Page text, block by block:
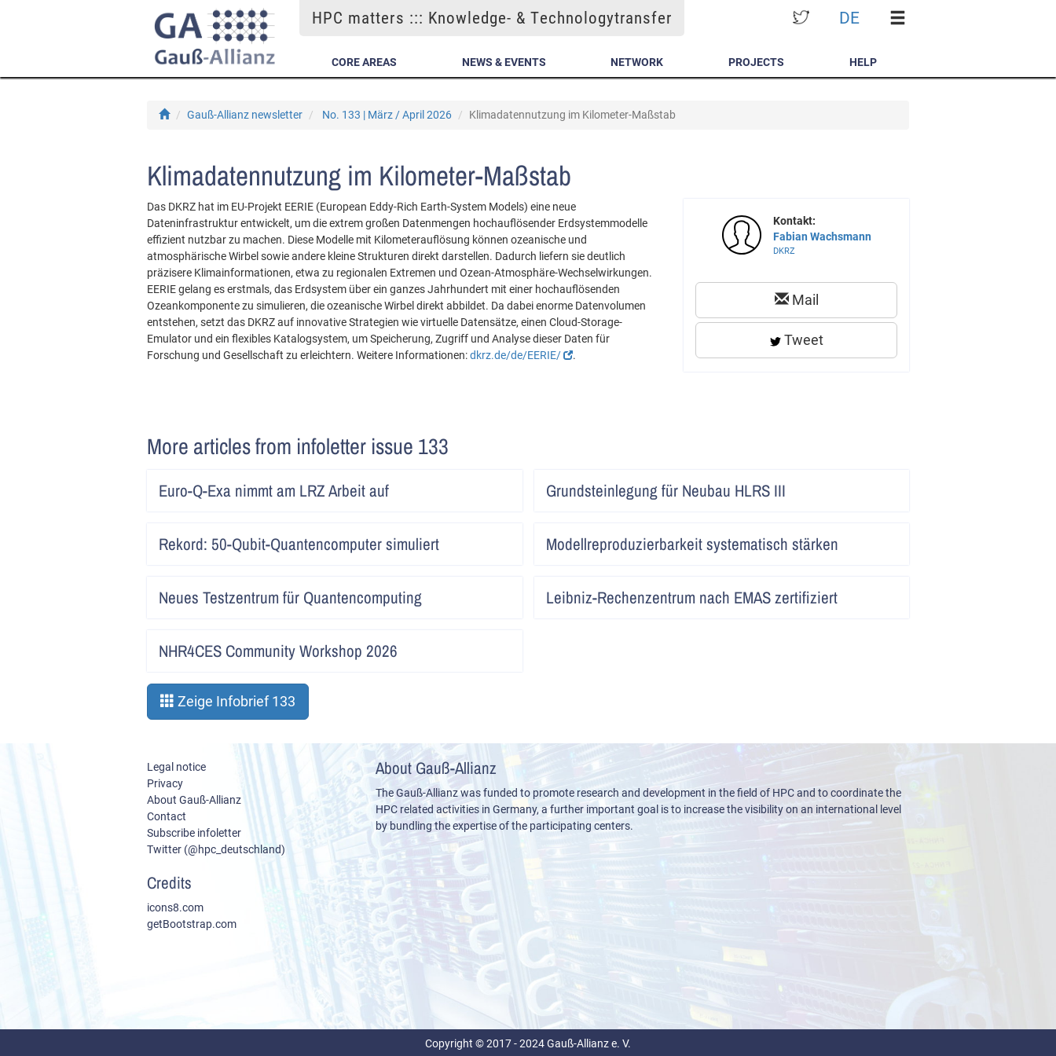
HPC matters ::: Knowledge- & Technologytransfer DE
CORE AREAS NEWS & EVENTS NETWORK PROJECTS HELP
Gauß-Allianz newsletter No. 133 | März / April 2026 Klimadatennutzung im Kilometer-Maßstab
Klimadatennutzung im Kilometer-Maßstab
Das DKRZ hat im EU-Projekt EERIE (European Eddy-Rich Earth-System Models) eine neue
Dateninfrastruktur entwickelt, um die extrem großen Datenmengen hochauflösender Erdsystemmodelle
effizient nutzbar zu machen. Diese Modelle mit Kilometerauflösung können ozeanische und
atmosphärische Wirbel sowie andere kleine Strukturen direkt darstellen. Dadurch liefern sie deutlich
präzisere Klimainformationen, etwa zu regionalen Extremen und Ozean-Atmosphäre-Wechselwirkungen.
EERIE gelang es erstmals, das Erdsystem über ein ganzes Jahrhundert mit einer hochauflösenden
Ozeankomponente zu simulieren, die ozeanische Wirbel direkt abbildet. Da dabei enorme Datenvolumen
entstehen, setzt das DKRZ auf innovative Strategien wie virtuelle Datensätze, einen Cloud-Storage-
Emulator und ein flexibles Katalogsystem, um Speicherung, Zugriff und Analyse dieser Daten für
Forschung und Gesellschaft zu erleichtern. Weitere Informationen:dkrz.de/de/EERIE/ .
Kontakt:
Fabian Wachsmann
DKRZ
Mail
Tweet
More articles from infoletter issue 133
Euro-Q-Exa nimmt am LRZ Arbeit auf Grundsteinlegung für Neubau HLRS III
Rekord: 50-Qubit-Quantencomputer simuliert Modellreproduzierbarkeit systematisch stärken
Neues Testzentrum für Quantencomputing Leibniz-Rechenzentrum nach EMAS zertifiziert
NHR4CES Community Workshop 2026
Zeige Infobrief 133
Legal notice
Privacy
About Gauß-Allianz
Contact
Subscribe infoletter
Twitter (@hpc_deutschland)
Credits
icons8.com
getBootstrap.com
About Gauß-Allianz
The Gauß-Allianz was funded to promote research and development in the field of HPC and to coordinate the
HPC related activities in Germany, a further important goal is to increase the visibility on an international level
by bundling the expertise of the participating centers.
Copyright © 2017 - 2024 Gauß-Allianz e. V.